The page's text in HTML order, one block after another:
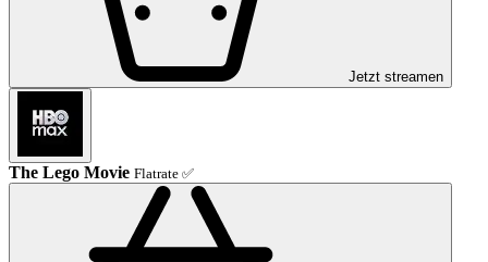
Jetzt streamen
The Lego Movie Flatrate ✅